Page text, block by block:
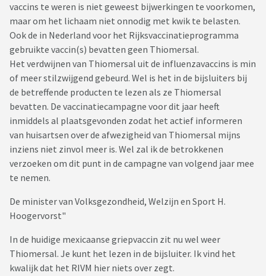
vaccins te weren is niet geweest bijwerkingen te voorkomen,
maar om het lichaam niet onnodig met kwik te belasten.
Ook de in Nederland voor het Rijksvaccinatieprogramma
gebruikte vaccin(s) bevatten geen Thiomersal.
Het verdwijnen van Thiomersal uit de influenzavaccins is min
of meer stilzwijgend gebeurd. Wel is het in de bijsluiters bij
de betreffende producten te lezen als ze Thiomersal
bevatten. De vaccinatiecampagne voor dit jaar heeft
inmiddels al plaatsgevonden zodat het actief informeren
van huisartsen over de afwezigheid van Thiomersal mijns
inziens niet zinvol meer is. Wel zal ik de betrokkenen
verzoeken om dit punt in de campagne van volgend jaar mee
te nemen.
De minister van Volksgezondheid, Welzijn en Sport H.
Hoogervorst"
In de huidige mexicaanse griepvaccin zit nu wel weer
Thiomersal. Je kunt het lezen in de bijsluiter. Ik vind het
kwalijk dat het RIVM hier niets over zegt.